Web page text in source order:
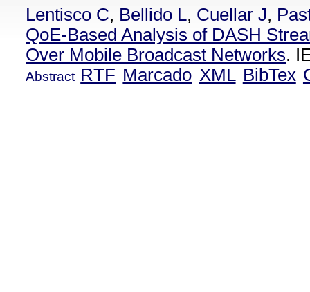
Lentisco C, Bellido L, Cuellar J,
QoE-Based Analysis of DASH
Over Mobile Broadcast Networks.
Abstract RTF Marcado XML BibTex